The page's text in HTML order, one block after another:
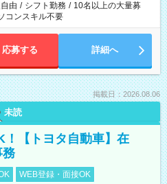
由 / シフト勤務 / 10名以上の大量募
コンスキル不要
応募する 詳細へ
掲載日：2026.08.06
未読
！【トヨタ自動車】在
務
WEB登録・面接OK